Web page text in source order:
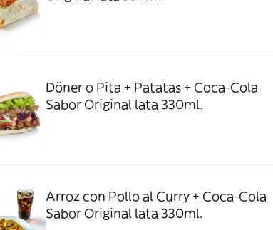
Döner o Pita + Patatas + Coca-Cola
Sabor Original lata 330ml.
Arroz con Pollo al Curry + Coca-Cola
Sabor Original lata 330ml.